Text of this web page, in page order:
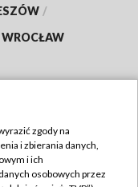
/
WROCŁAW
zgody na
i zbierania danych,
i ich
osobowych przez